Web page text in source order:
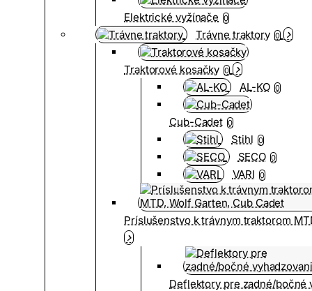
Elektrické vyžínače 0
Trávne traktory 0
Traktorové kosačky 0
AL-KO 0
Cub-Cadet 0
Stihl 0
SECO 0
VARI 0
Príslušenstvo k trávnym traktorom
Deflektory pre zadné/bočné